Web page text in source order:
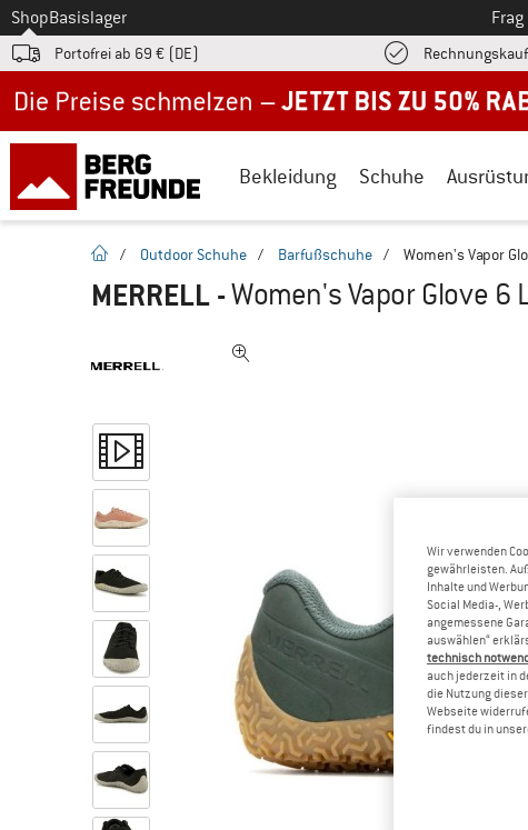
Zum
ShopBasislager
Portofrei ab 69 € (DE) Rechnungskauf
Bekleidung Schuhe
Startseite
/ Outdoor Schuhe / Barfußschuhe / Women's Vapor
MERRELL -Women's Vapor Glove
Wir verwenden
gewährleisten.
Inhalte und
Social Media-,
angemessene
auswählen“
technisch
auch jederzeit in
die Nutzung
Webseite
findest du in